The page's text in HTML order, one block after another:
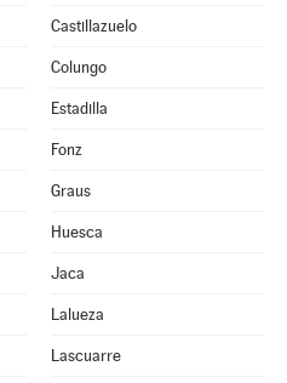
Castillazuelo
Colungo
Estadilla
Fonz
Graus
Huesca
Jaca
Lalueza
Lascuarre